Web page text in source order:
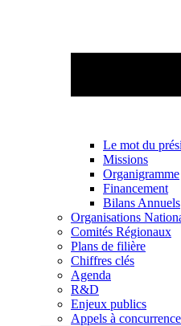
Le mot du
Missions
Organigramme
Financement
Bilans Annuels
Organisations
Comités Régionaux
Plans de filière
Chiffres clés
Agenda
R&D
Enjeux publics
Appels à concurrence